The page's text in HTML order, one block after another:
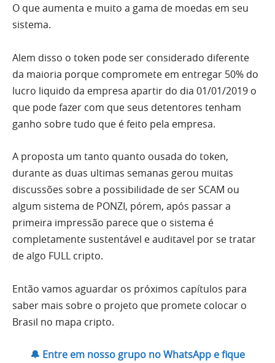
O que aumenta e muito a gama de moedas em seu
sistema.
Alem disso o token pode ser considerado diferente
da maioria porque compromete em entregar 50% do
lucro liquido da empresa apartir do dia 01/01/2019 o
que pode fazer com que seus detentores tenham
ganho sobre tudo que é feito pela empresa.
A proposta um tanto quanto ousada do token,
durante as duas ultimas semanas gerou muitas
discussões sobre a possibilidade de ser SCAM ou
algum sistema de PONZI, pórem, após passar a
primeira impressão parece que o sistema é
completamente sustentável e auditavel por se tratar
de algo FULL cripto.
Então vamos aguardar os próximos capítulos para
saber mais sobre o projeto que promete colocar o
Brasil no mapa cripto.
🔔 Entre em nosso grupo no WhatsApp e fique